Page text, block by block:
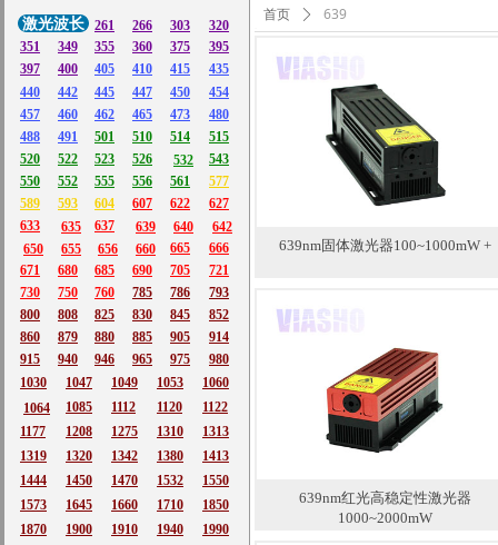
共10 个产品
639nm固体激光器100~1000mW +
639nm红光高稳定性激光器
1000~2000mW
首页 ꄲ 639
532
635 639 640
642
650
655 656 660
1064
激光波长 261 266 303
320
349
351 375
355
400
397
360 395
442
440
435
415
445
447 450 454
405 410
457 460 462 473
480
488
491
465
501
510 514
515
520
522 523 526
543
550
555
552 556 561
577
589
593 604
607
633
627
622
637
665
666
671
685 705
690
721
760
750
730
680
785
786
793
800
808
885
980
975
965
880
879
860
946
940
852
845
830
825
905
914
915
1047
1030 1049
1053
1085
1060
1310
1444
1660
1380
1990
1940
1470
1710
1208
1645
1275
1342
1573
1550
1320
1319
1313
1413
1532
1850
1450
1870 1900
1910
1122
1177
1120
1112